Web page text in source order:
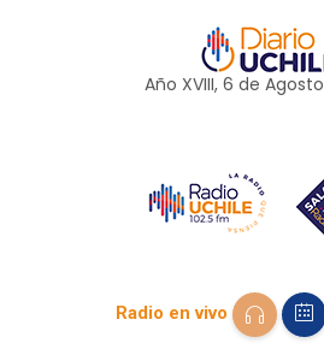
Año XVIII, 6 de Agosto
Radio en vivo